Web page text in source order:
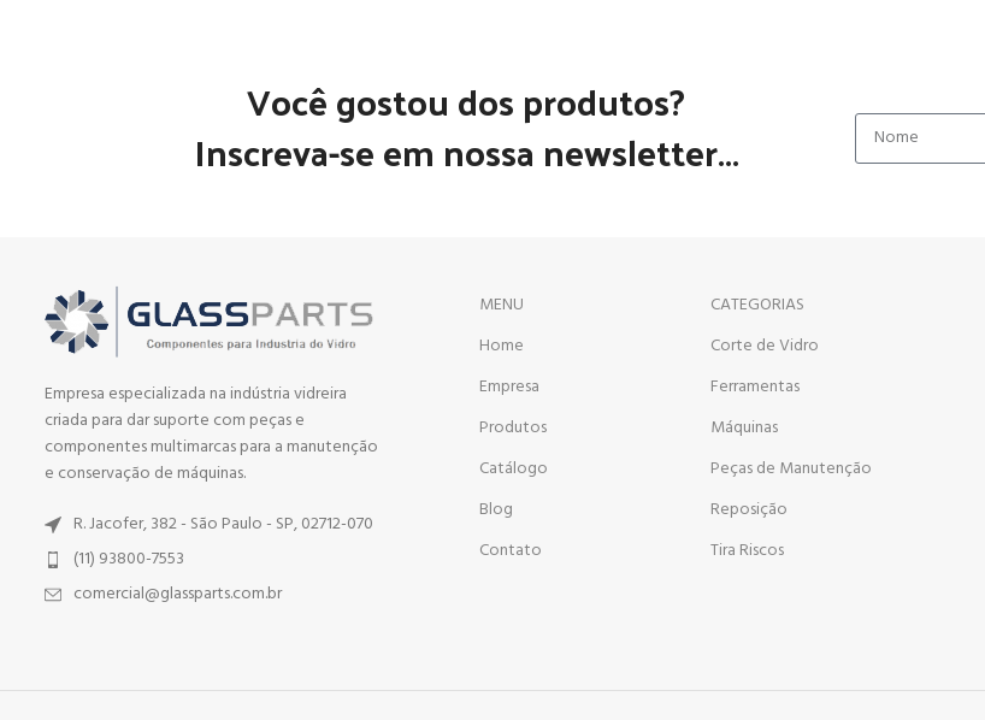
Você gostou dos produtos?
Inscreva-se em nossa newsletter...
Empresa especializada na indústria vidreira
criada para dar suporte com peças e
componentes multimarcas para a manutenção
e conservação de máquinas.
R. Jacofer, 382 - São Paulo - SP, 02712-070
(11) 93800-7553
comercial@glassparts.com.br
MENU
Home
Empresa
Produtos
Catálogo
Blog
Contato
CATEGORIAS
Corte de Vidro
Ferramentas
Máquinas
Peças de Manutenção
Reposição
Tira Riscos